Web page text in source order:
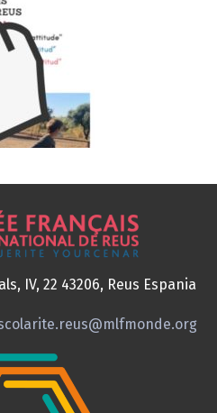
IV, 22 43206, Reus Espania